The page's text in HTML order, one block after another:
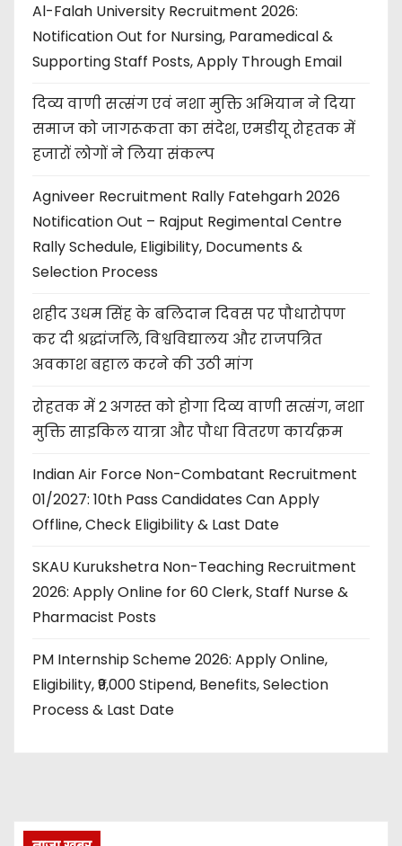
Al-Falah University Recruitment 2026:
Notification Out for Nursing, Paramedical &
Supporting Staff Posts, Apply Through Email
दिव्य वाणी सत्संग एवं नशा मुक्ति अभियान ने दिया
समाज को जागरूकता का संदेश, एमडीयू रोहतक में
हजारों लोगों ने लिया संकल्प
Agniveer Recruitment Rally Fatehgarh 2026
Notification Out – Rajput Regimental Centre
Rally Schedule, Eligibility, Documents &
Selection Process
शहीद उधम सिंह के बलिदान दिवस पर पौधारोपण
कर दी श्रद्धांजलि, विश्वविद्यालय और राजपत्रित
अवकाश बहाल करने की उठी मांग
रोहतक में 2 अगस्त को होगा दिव्य वाणी सत्संग, नशा
मुक्ति साइकिल यात्रा और पौधा वितरण कार्यक्रम
Indian Air Force Non-Combatant Recruitment
01/2027: 10th Pass Candidates Can Apply
Offline, Check Eligibility & Last Date
SKAU Kurukshetra Non-Teaching Recruitment
2026: Apply Online for 60 Clerk, Staff Nurse &
Pharmacist Posts
PM Internship Scheme 2026: Apply Online,
Eligibility, ₹9,000 Stipend, Benefits, Selection
Process & Last Date